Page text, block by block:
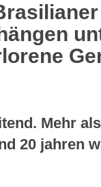
Mehr
20 jahren